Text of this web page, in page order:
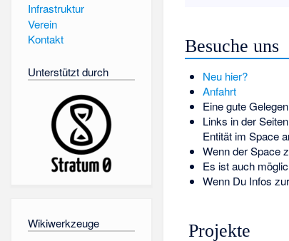
Infrastruktur
Verein
Kontakt
Unterstützt durch
Wikiwerkzeuge
Besuche uns
Neu hier?
Anfahrt
Eine gute
Links in der
Entität im Space
Wenn der Space
Es ist auch
Wenn Du Infos zur
Projekte